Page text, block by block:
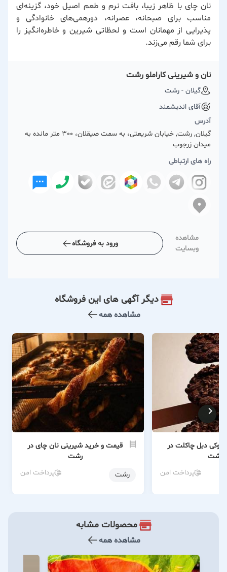
نان چای با ظاهر زیبا، بافت نرم و طعم اصیل خود، گزینه‌ای
مناسب برای صبحانه، عصرانه، دورهمی‌های خانوادگی و
پذیرایی از مهمانان است و لحظاتی شیرین و خاطره‌انگیز را
برای شما رقم می‌زند.
نان و شیرینی کاراملو رشت
گیلان - رشت
آقای اندیشمند
آدرس
گیلان, رشت, خیابان شریعتی، به سمت صیقلان، 300 متر مانده به
میدان زرجوب
راه های ارتباطی
مشاهده
وبسایت
ورود به فروشگاه
دیگر آگهی های این فروشگاه
مشاهده همه
کوکی دبل چاکلت در
رشت
پرداخت امن
قیمت و خرید شیرینی نان چای در
رشت
رشت
پرداخت امن
محصولات مشابه
مشاهده همه